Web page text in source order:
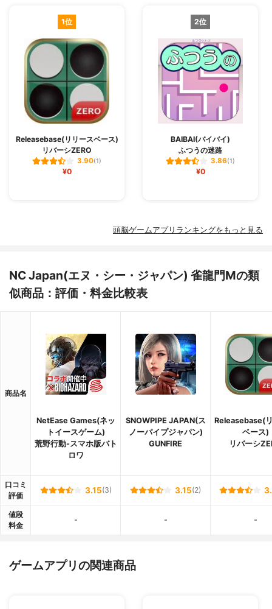
1位
Releasebase(リリースベース)
リバーシZERO
3.90(1)
¥0
2位
BAIBAI(バイバイ)
ふつうの迷路
3.86(1)
¥0
頭脳ゲームアプリランキングをもっと見る
NC Japan(エヌ・シー・ジャパン) 雀龍門Mの類
似商品：評価・料金比較表
商品名
NetEase Games(ネッ
トイースゲーム)
荒野行動-スマホ版バト
ロワ
SNOWPIPE JAPAN(ス
ノーパイプジャパン)
GUNFIRE
Releasebase(
ベース)
リバーシ
口コミ
評価
3.15(3) 3.15(2)
値段
料金
- - -
ゲームアプリの関連商品